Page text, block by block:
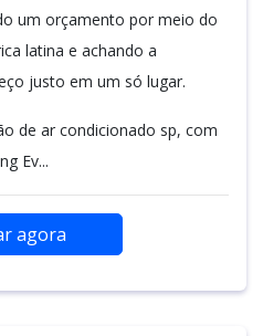
um orçamento por meio do
latina e achando a
justo em um só lugar.
de ar condicionado sp, com
Ev...
agora